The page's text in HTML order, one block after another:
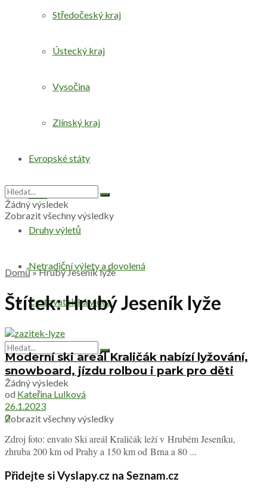
Středočeský kraj
Ústecký kraj
Vysočina
Zlínský kraj
Evropské státy
Svět
Druhy výletů
Netradiční výlety a dovolená
Cestovatelská videa
Žádný výsledek
Zobrazit všechny výsledky
Žádný výsledek
Zobrazit všechny výsledky
Domů»Hrubý Jeseník lyže
Štítek:Hrubý Jeseník lyže
Moderní ski areál Kraličák nabízí lyžování,
snowboard, jízdu rolbou i park pro děti
od Kateřina Lulková
26.1.2023
0
Zdroj foto: envato Ski areál Kraličák leží v Hrubém Jeseníku,
zhruba 200 km od Prahy a 150 km od Brna a 80 ...
Přidejte si Vyslapy.cz na Seznam.cz